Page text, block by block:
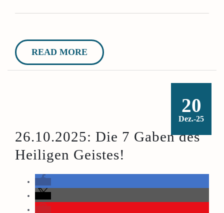
READ MORE
20
Dez.-25
26.10.2025: Die 7 Gaben des
Heiligen Geistes!